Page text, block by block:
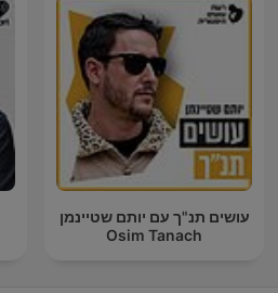
עושים תנ"ך עם יותם שטיינמן
Osim Tanach